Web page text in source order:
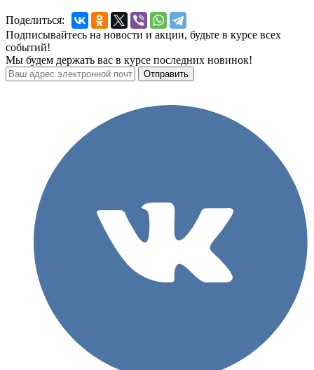
Поделиться:
Подписывайтесь на новости и акции, будьте в курсе всех
событий!
Мы будем держать вас в курсе последних новинок!